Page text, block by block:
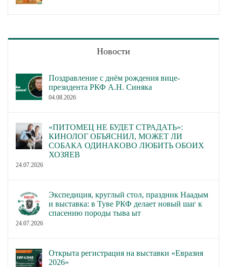
Новости
Поздравление с днём рождения вице-
президента РКФ А.Н. Синяка
04.08.2026
«ПИТОМЕЦ НЕ БУДЕТ СТРАДАТЬ»:
КИНОЛОГ ОБЪЯСНИЛ, МОЖЕТ ЛИ
СОБАКА ОДИНАКОВО ЛЮБИТЬ ОБОИХ
ХОЗЯЕВ
24.07.2026
Экспедиция, круглый стол, праздник Наадым
и выставка: в Туве РКФ делает новый шаг к
спасению породы тыва ыт
24.07.2026
Открыта регистрация на выставки «Евразия
2026»